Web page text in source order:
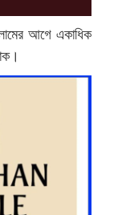
আগে একাধিক